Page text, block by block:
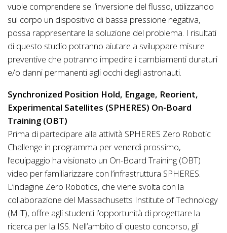
vuole comprendere se l’inversione del flusso, utilizzando
sul corpo un dispositivo di bassa pressione negativa,
possa rappresentare la soluzione del problema. I risultati
di questo studio potranno aiutare a sviluppare misure
preventive che potranno impedire i cambiamenti duraturi
e/o danni permanenti agli occhi degli astronauti.
Synchronized Position Hold, Engage, Reorient,
Experimental Satellites (SPHERES) On-Board
Training (OBT)
Prima di partecipare alla attività SPHERES Zero Robotic
Challenge in programma per venerdì prossimo,
l’equipaggio ha visionato un On-Board Training (OBT)
video per familiarizzare con l’infrastruttura SPHERES.
L’indagine Zero Robotics, che viene svolta con la
collaborazione del Massachusetts Institute of Technology
(MIT), offre agli studenti l’opportunità di progettare la
ricerca per la ISS. Nell’ambito di questo concorso, gli